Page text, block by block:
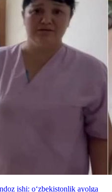
ishi: o‘zbekistonlik ayolga